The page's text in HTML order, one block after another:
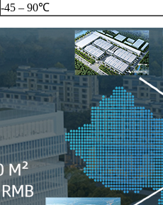
-45 – 90℃